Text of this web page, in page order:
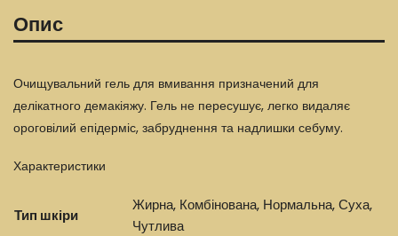
Опис
Очищувальний гель для вмивання призначений для
делікатного демакіяжу. Гель не пересушує, легко видаляє
ороговілий епідерміс, забруднення та надлишки себуму.
Характеристики
Тип шкіри
Жирна, Комбінована, Нормальна, Суха,
Чутлива